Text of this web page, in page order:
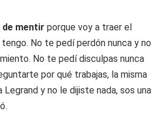
de mentir porque voy a traer el
No te pedí perdón nunca y no
No te pedí disculpas nunca
por qué trabajas, la misma
y no le dijiste nada, sos una